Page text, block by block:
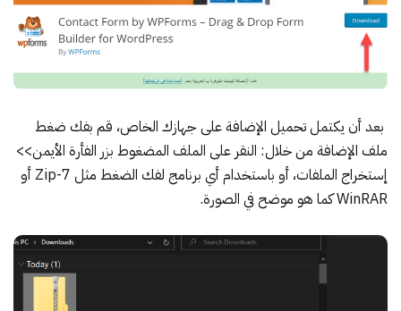
بعد أن يكتمل تحميل الإضافة على جهازك الخاص، قم بفك ضغط
ملف الإضافة من خلال: النقر على الملف المضغوط بزر الفأرة الأيمن>>
إستخراج الملفات، أو باستخدام أي برنامج لفك الضغط مثل Zip-7 أو
WinRAR كما هو موضح في الصورة.